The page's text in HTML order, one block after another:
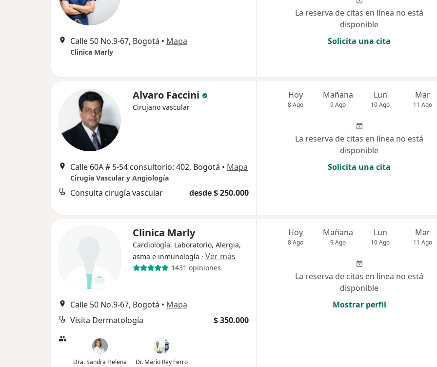
Calle 50 No.9-67, Bogotá • Mapa
Clinica Marly
La reserva de citas en línea no está
disponible
Solicita una cita
Alvaro Faccini
Cirujano vascular
Calle 60A # 5-54 consultorio: 402, Bogotá • Mapa
Cirugía Vascular y Angiología
Consulta cirugía vascular desde $ 250.000
Hoy
8 Ago
Mañana
9 Ago
Lun
10 Ago
Mar
11 Ago
La reserva de citas en línea no está
disponible
Solicita una cita
Clinica Marly
Cardiología, Laboratorio, Alergia,
asma e inmunología · Ver más
1431 opiniones
Calle 50 No.9-67, Bogotá • Mapa
Visita Dermatología
$ 350.000
Dra. Sandra Helena
Dr. Mario Rey Ferro
Hoy
8 Ago
Mañana
9 Ago
Lun
10 Ago
Mar
11 Ago
La reserva de citas en línea no está
disponible
Mostrar perfil